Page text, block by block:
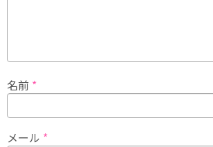
名前 *
メール *